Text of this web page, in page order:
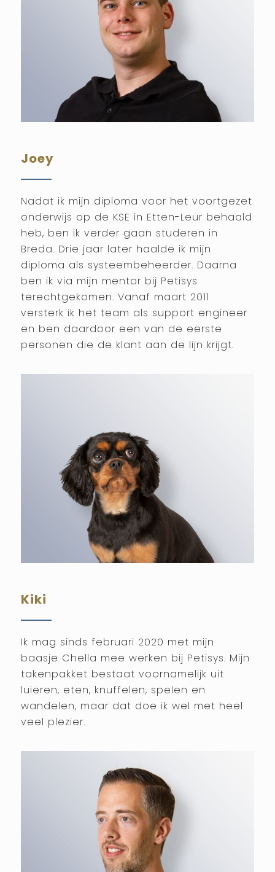
Joey
Nadat ik mijn diploma voor het voortgezet
onderwijs op de KSE in Etten-Leur behaald
heb, ben ik verder gaan studeren in
Breda. Drie jaar later haalde ik mijn
diploma als systeembeheerder. Daarna
ben ik via mijn mentor bij Petisys
terechtgekomen. Vanaf maart 2011
versterk ik het team als support engineer
en ben daardoor een van de eerste
personen die de klant aan de lijn krijgt.
Kiki
Ik mag sinds februari 2020 met mijn
baasje Chella mee werken bij Petisys. Mijn
takenpakket bestaat voornamelijk uit
luieren, eten, knuffelen, spelen en
wandelen, maar dat doe ik wel met heel
veel plezier.